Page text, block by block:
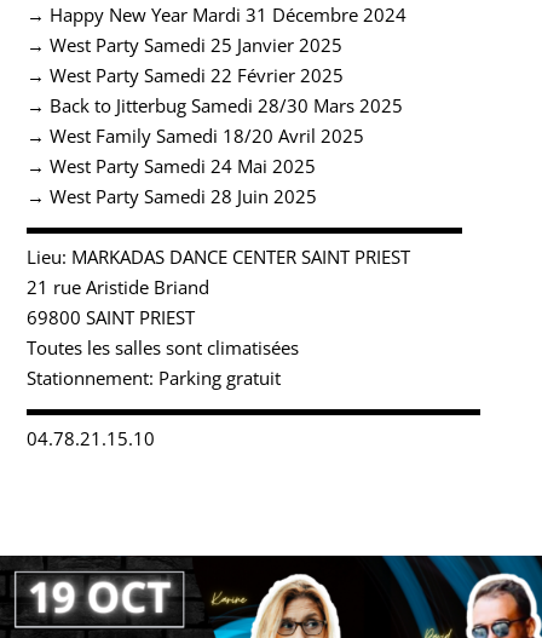
→ Happy New Year Mardi 31 Décembre 2024
→ West Party Samedi 25 Janvier 2025
→ West Party Samedi 22 Février 2025
→ Back to Jitterbug Samedi 28/30 Mars 2025
→ West Family Samedi 18/20 Avril 2025
→ West Party Samedi 24 Mai 2025
→ West Party Samedi 28 Juin 2025
▬▬▬▬▬▬▬▬▬▬▬▬▬▬▬▬▬▬▬▬▬▬▬▬
Lieu: MARKADAS DANCE CENTER SAINT PRIEST
21 rue Aristide Briand
69800 SAINT PRIEST
Toutes les salles sont climatisées
Stationnement: Parking gratuit
▬▬▬▬▬▬▬▬▬▬▬▬▬▬▬▬▬▬▬▬▬▬▬▬▬
04.78.21.15.10